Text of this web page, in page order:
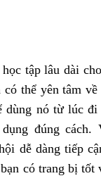
tập lâu dài
có thể yên tâm
dùng nó từ lúc
đúng
dễ dàng tiếp
có trang bị